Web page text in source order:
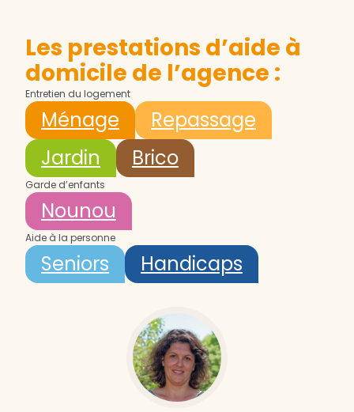
Les prestations d’aide à
domicile de l’agence :
Entretien du logement
Ménage
Repassage
Jardin
Brico
Garde d’enfants
Nounou
Aide à la personne
Seniors Handicaps